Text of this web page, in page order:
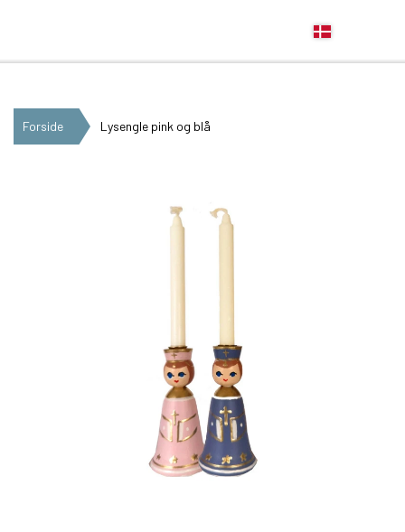
Forside Lysengle pink og blå